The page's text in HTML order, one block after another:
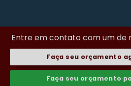
Entre em contato com um de
Faça seu orçamento
Faça seu orçamento